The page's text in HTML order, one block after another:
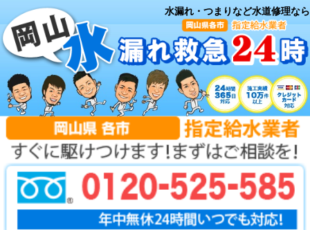
水漏れ・つまりなど水道修理なら